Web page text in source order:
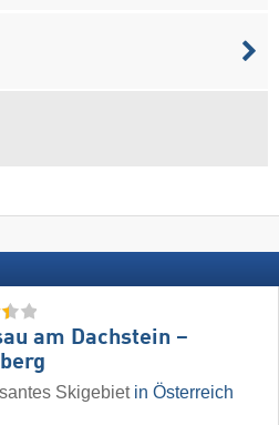
am Dachstein –
Skigebiet in Österreich